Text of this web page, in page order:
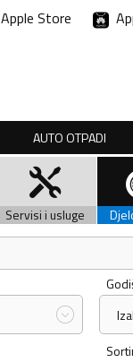
Apple Store
AUTO OTPADI
Servisi i usluge